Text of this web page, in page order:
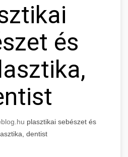
és
plasztikai sebészet és
dentist